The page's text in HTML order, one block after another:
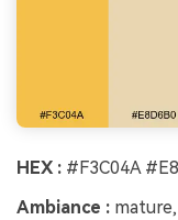
HEX : #F3C04A
Ambiance :